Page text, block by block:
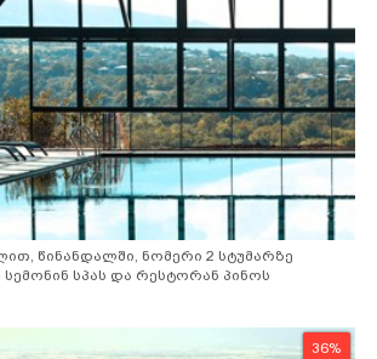
წინანდალში, ნომერი 2 სტუმარზე
სემონინ სპას და რესტორან პინოს
36%